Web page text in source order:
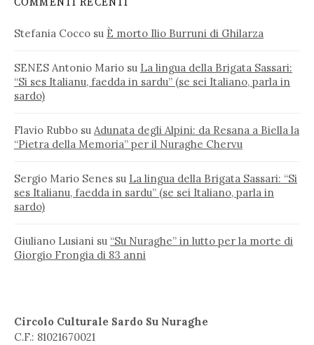
COMMENTI RECENTI
Stefania Cocco su È morto Ilio Burruni di Ghilarza
SENES Antonio Mario su La lingua della Brigata Sassari:
“Si ses Italianu, faedda in sardu” (se sei Italiano, parla in
sardo)
Flavio Rubbo su Adunata degli Alpini: da Resana a Biella la
“Pietra della Memoria” per il Nuraghe Chervu
Sergio Mario Senes su La lingua della Brigata Sassari: “Si
ses Italianu, faedda in sardu” (se sei Italiano, parla in
sardo)
Giuliano Lusiani su “Su Nuraghe” in lutto per la morte di
Giorgio Frongia di 83 anni
Circolo Culturale Sardo Su Nuraghe
C.F.: 81021670021